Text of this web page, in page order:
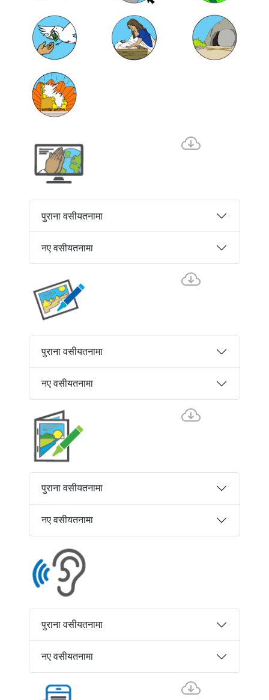
पुराना वसीयतनामा
नए वसीयतनामा
पुराना वसीयतनामा
नए वसीयतनामा
पुराना वसीयतनामा
नए वसीयतनामा
पुराना वसीयतनामा
नए वसीयतनामा